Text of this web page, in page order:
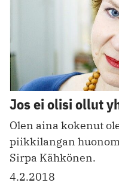
Jos ei olisi ollut
Olen aina kokenut
piikkilangan
Sirpa Kähkönen.
4.2.2018